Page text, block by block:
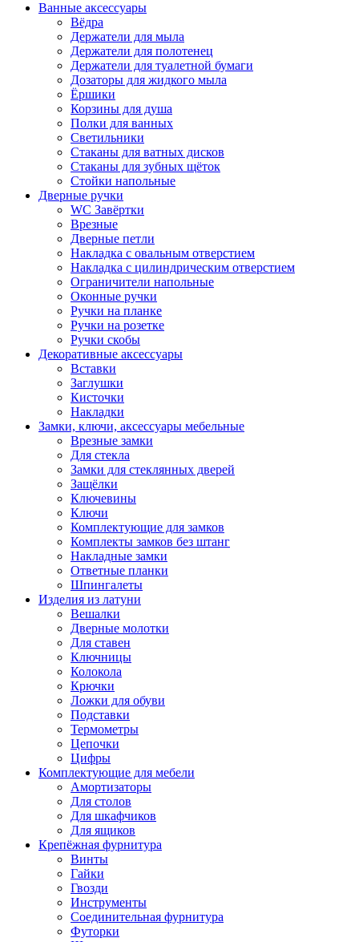
Ванные аксессуары
Вёдра
Держатели для мыла
Держатели для полотенец
Держатели для туалетной бумаги
Дозаторы для жидкого мыла
Ёршики
Корзины для душа
Полки для ванных
Светильники
Стаканы для ватных дисков
Стаканы для зубных щёток
Стойки напольные
Дверные ручки
WC Завёртки
Врезные
Дверные петли
Накладка с овальным отверстием
Накладка с цилиндрическим отверстием
Ограничители напольные
Оконные ручки
Ручки на планке
Ручки на розетке
Ручки скобы
Декоративные аксессуары
Вставки
Заглушки
Кисточки
Накладки
Замки, ключи, аксессуары мебельные
Врезные замки
Для стекла
Замки для стеклянных дверей
Защёлки
Ключевины
Ключи
Комплектующие для замков
Комплекты замков без штанг
Накладные замки
Ответные планки
Шпингалеты
Изделия из латуни
Вешалки
Дверные молотки
Для ставен
Ключницы
Колокола
Крючки
Ложки для обуви
Подставки
Термометры
Цепочки
Цифры
Комплектующие для мебели
Амортизаторы
Для столов
Для шкафчиков
Для ящиков
Крепёжная фурнитура
Винты
Гайки
Гвозди
Инструменты
Соединительная фурнитура
Футорки